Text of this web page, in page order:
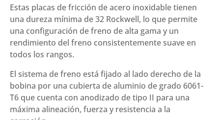
Estas placas de fricción de acero inoxidable tienen
una dureza mínima de 32 Rockwell, lo que permite
una configuración de freno de alta gama y un
rendimiento del freno consistentemente suave en
todos los rangos.
El sistema de freno está fijado al lado derecho de la
bobina por una cubierta de aluminio de grado 6061-
T6 que cuenta con anodizado de tipo II para una
máxima alineación, fuerza y resistencia a la